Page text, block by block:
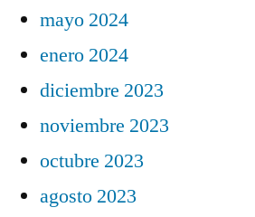
mayo 2024
enero 2024
diciembre 2023
noviembre 2023
octubre 2023
agosto 2023